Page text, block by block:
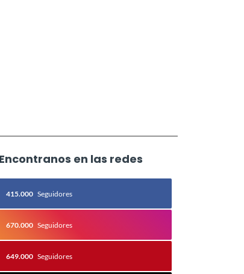
Encontranos en las redes
415.000 Seguidores
670.000 Seguidores
649.000 Seguidores